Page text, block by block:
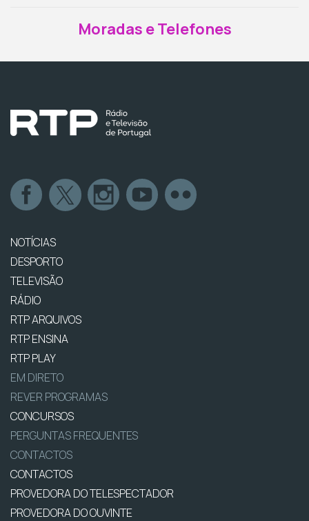
Moradas e Telefones
NOTÍCIAS
DESPORTO
TELEVISÃO
RÁDIO
RTP ARQUIVOS
RTP ENSINA
RTP PLAY
EM DIRETO
REVER PROGRAMAS
CONCURSOS
PERGUNTAS FREQUENTES
CONTACTOS
CONTACTOS
PROVEDORA DO TELESPECTADOR
PROVEDORA DO OUVINTE